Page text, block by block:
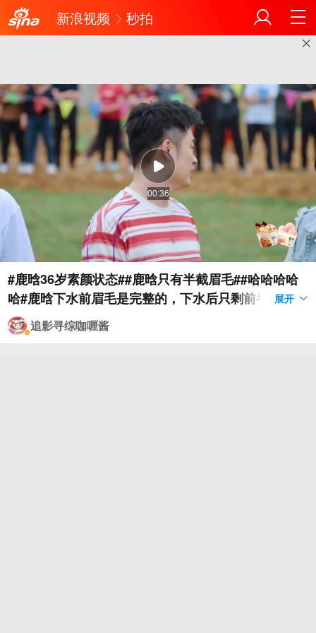
新浪视频 秒拍
00:36
#鹿晗36岁素颜状态##鹿晗只有半截眉毛##哈哈哈哈
哈#鹿晗下水前眉毛是完整的，下水后只剩前半截了
展开
追影寻综咖喱酱